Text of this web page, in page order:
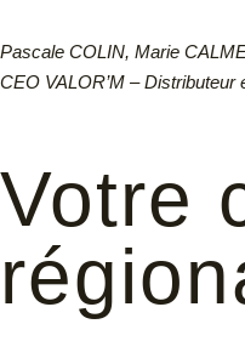
Pascale COLIN, Marie
CEO VALOR’M –
Votre